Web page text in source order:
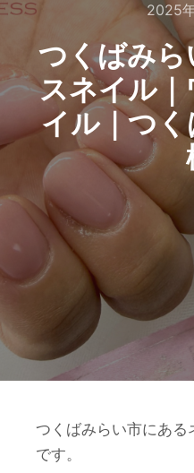
2025
つくばみら
スネイル
イル｜つ
つくばみらい市にある
です。